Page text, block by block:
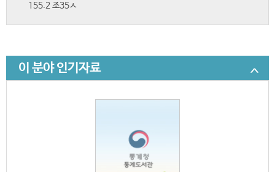
155.2 조35ㅅ
이 분야 인기자료